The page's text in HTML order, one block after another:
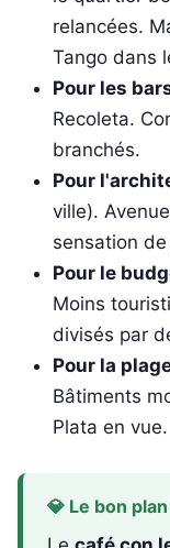
relancées.
Tango dans
Pour les
Recoleta.
branchés.
Pour
ville).
sensation
Pour le
Moins
divisés par
Pour la
Bâtiments
Plata en vue.
💎 Le bon